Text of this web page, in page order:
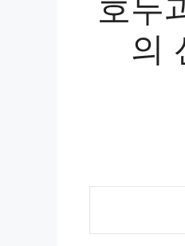
호두
의